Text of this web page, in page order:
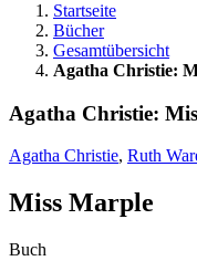
Startseite
Bücher
Gesamtübersicht
Agatha Christie:
Agatha Christie:
Agatha Christie, Ruth
Miss Marple
Buch